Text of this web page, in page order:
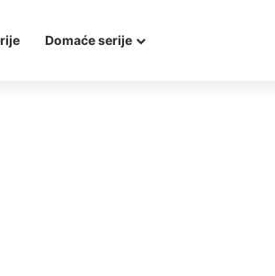
Domaće serije